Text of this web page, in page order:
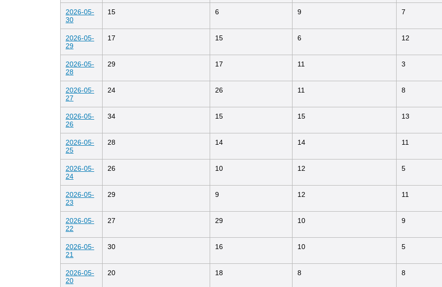
2026-05-
30
15 6 9 7
2026-05-
29
17 15 6 12
2026-05-
28
29 17 11 3
2026-05-
27
24 26 11 8
2026-05-
26
34 15 15 13
2026-05-
25
28 14 14 11
2026-05-
24
26 10 12 5
2026-05-
23
29 9 12 11
2026-05-
22
27 29 10 9
2026-05-
21
30 16 10 5
2026-05-
20
20 18 8 8